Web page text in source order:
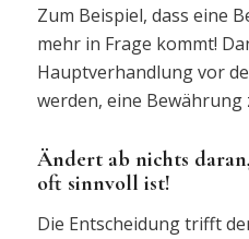
Zum Beispiel, dass eine
mehr in Frage kommt!
Hauptverhandlung vor
werden, eine Bewährung
Ändert ab nichts
oft sinnvoll ist!
Die Entscheidung trifft